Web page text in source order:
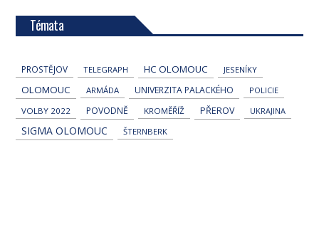
Témata
PROSTĚJOV TELEGRAPH HC OLOMOUC JESENÍKY
OLOMOUC ARMÁDA UNIVERZITA PALACKÉHO
POLICIE
VOLBY 2022
POVODNĚ KROMĚŘÍŽ PŘEROV UKRAJINA
SIGMA OLOMOUC ŠTERNBERK